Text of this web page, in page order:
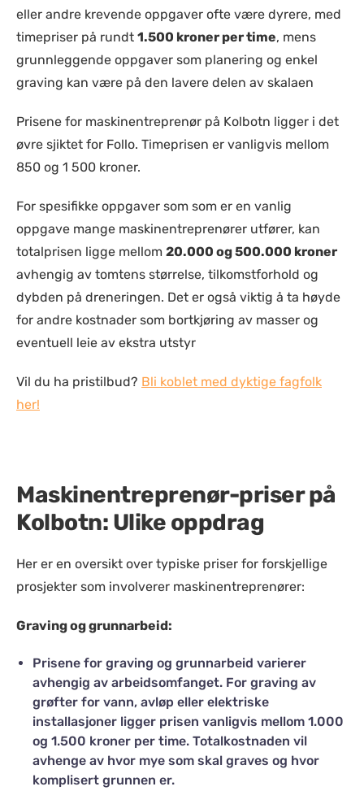
eller andre krevende oppgaver ofte være dyrere, med
timepriser på rundt 1.500 kroner per time, mens
grunnleggende oppgaver som planering og enkel
graving kan være på den lavere delen av skalaen​
Prisene for maskinentreprenør på Kolbotn ligger i det
øvre sjiktet for Follo. Timeprisen er vanligvis mellom
850 og 1 500 kroner.
For spesifikke oppgaver som som er en vanlig
oppgave mange maskinentreprenører utfører, kan
totalprisen ligge mellom 20.000 og 500.000 kroner
avhengig av tomtens størrelse, tilkomstforhold og
dybden på dreneringen. Det er også viktig å ta høyde
for andre kostnader som bortkjøring av masser og
eventuell leie av ekstra utstyr​
Vil du ha pristilbud? Bli koblet med dyktige fagfolk
her!
Maskinentreprenør-priser på
Kolbotn: Ulike oppdrag
Her er en oversikt over typiske priser for forskjellige
prosjekter som involverer maskinentreprenører:
Graving og grunnarbeid:
Prisene for graving og grunnarbeid varierer
avhengig av arbeidsomfanget. For graving av
grøfter for vann, avløp eller elektriske
installasjoner ligger prisen vanligvis mellom 1.000
og 1.500 kroner per time. Totalkostnaden vil
avhenge av hvor mye som skal graves og hvor
komplisert grunnen er​.